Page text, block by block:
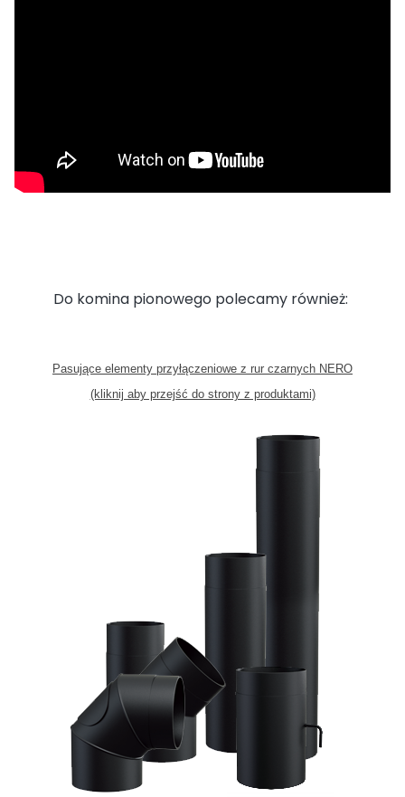
Do komina pionowego polecamy również:
Pasujące elementy przyłączeniowe z rur czarnych NERO
(kliknij aby przejść do strony z produktami)